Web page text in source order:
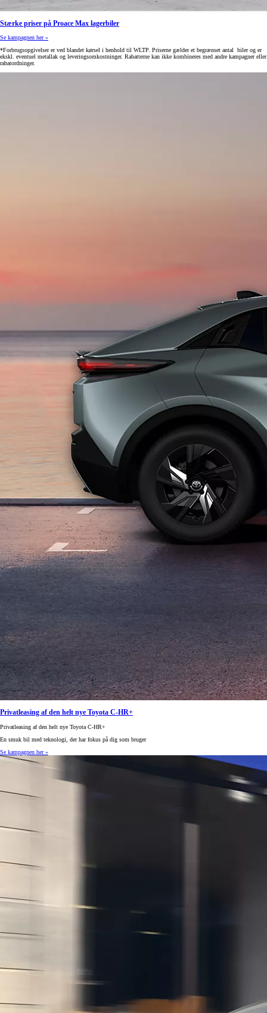
Stærke priser på Proace Max lagerbiler
Se kampagnen her »
*Forbrugsopgivelser er ved blandet kørsel i henhold til WLTP. Priserne gælder et begrænset antal biler og er
ekskl. eventuel metallak og leveringsomkostninger. Rabatterne kan ikke kombineres med andre kampagner eller
rabatordninger.
Privatleasing af den helt nye Toyota C-HR+
Privatleasing af den helt nye Toyota C-HR+
En smuk bil med teknologi, der har fokus på dig som bruger
Se kampagnen her »